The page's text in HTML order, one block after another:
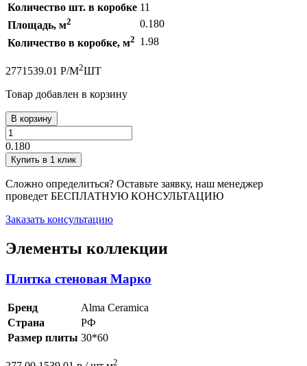
Количество шт. в коробке 11
Площадь, м2
0.180
Количество в коробке, м2 1.98
2771539.01 Р/М2ШТ
Товар добавлен в корзину
В корзину
0.180
Купить в 1 клик
Сложно определиться? Оставьте заявку, наш менеджер
проведет БЕСПЛАТНУЮ КОНСУЛЬТАЦИЮ
Заказать консультацию
Элементы коллекции
Плитка стеновая Марко
Бренд
Alma Ceramica
Страна
РФ
Размер плиты 30*60
2